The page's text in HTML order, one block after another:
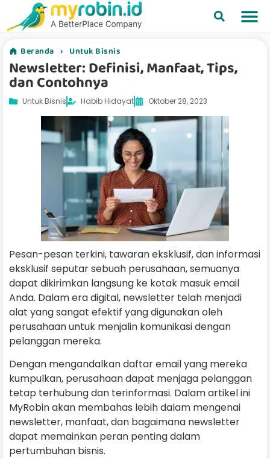
Beranda › Untuk Bisnis
Newsletter: Definisi, Manfaat, Tips,
dan Contohnya
Untuk Bisnis Habib Hidayat Oktober 28, 2023
Pesan-pesan terkini, tawaran eksklusif, dan informasi
eksklusif seputar sebuah perusahaan, semuanya
dapat dikirimkan langsung ke kotak masuk email
Anda. Dalam era digital, newsletter telah menjadi
alat yang sangat efektif yang digunakan oleh
perusahaan untuk menjalin komunikasi dengan
pelanggan mereka.
Dengan mengandalkan daftar email yang mereka
kumpulkan, perusahaan dapat menjaga pelanggan
tetap terhubung dan terinformasi. Dalam artikel ini
MyRobin akan membahas lebih dalam mengenai
newsletter, manfaat, dan bagaimana newsletter
dapat memainkan peran penting dalam
pertumbuhan bisnis.